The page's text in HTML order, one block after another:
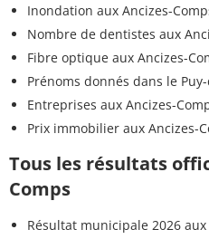
Inondation aux Ancizes-
Nombre de dentistes aux
Fibre optique aux Ancizes-
Prénoms donnés dans le
Entreprises aux Ancizes-
Prix immobilier aux Ancizes-
Tous les résultats
Comps
Résultat municipale 2026 aux